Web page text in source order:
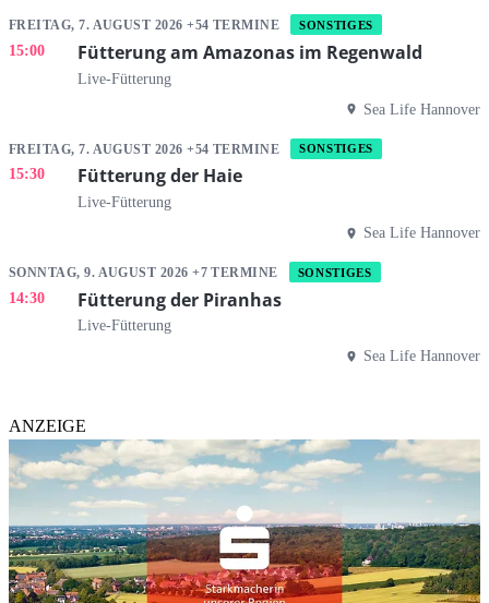
FREITAG, 7. AUGUST 2026 +54 TERMINE SONSTIGES
15:00 Fütterung am Amazonas im Regenwald
Live-Fütterung
Sea Life Hannover
FREITAG, 7. AUGUST 2026 +54 TERMINE SONSTIGES
15:30 Fütterung der Haie
Live-Fütterung
Sea Life Hannover
SONNTAG, 9. AUGUST 2026 +7 TERMINE SONSTIGES
14:30 Fütterung der Piranhas
Live-Fütterung
Sea Life Hannover
ANZEIGE